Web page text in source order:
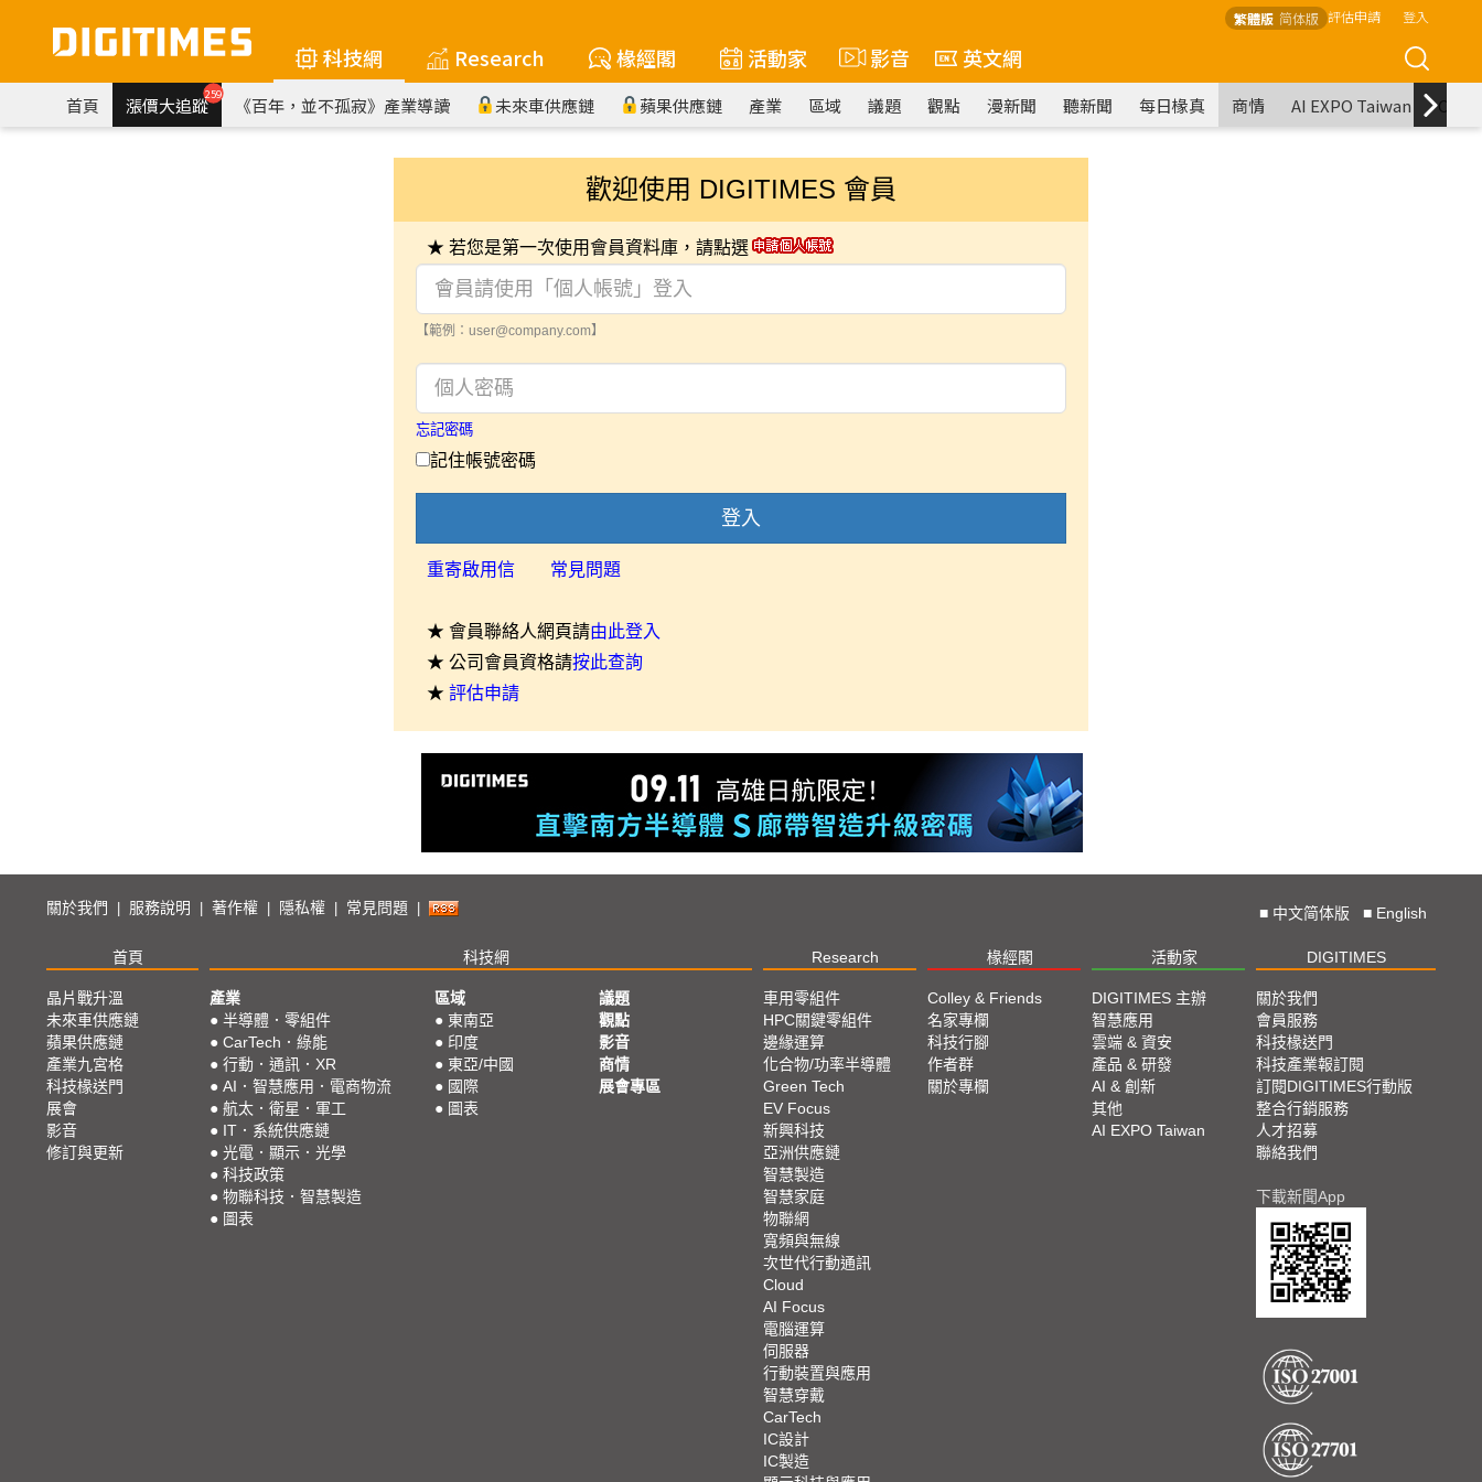
繁體版 简体版 評估申請 登入
科技網 Research 椽經閣 活動家 影音 英文網
首頁 漲價大追蹤259 《百年，並不孤寂》產業導讀 未來車供應鏈 蘋果供應鏈 產業 區域 議題 觀點 漫新聞 聽新聞 每日椽真 商情 AI EXPO Taiwan
歡迎使用 DIGITIMES 會員
★ 若您是第一次使用會員資料庫，請點選
【範例：user@company.com】
忘記密碼
記住帳號密碼
登入
重寄啟用信 常見問題
★ 會員聯絡人網頁請由此登入
★ 公司會員資格請按此查詢
★ 評估申請
關於我們 服務說明 著作權 隱私權 常見問題 ■ 中文简体版 ■ English
首頁 科技網 Research 椽經閣 活動家 DIGITIMES
晶片戰升溫
未來車供應鏈
蘋果供應鏈
產業九宮格
科技椽送門
展會
影音
修訂與更新
產業
● 半導體．零組件
● CarTech．綠能
● 行動．通訊．XR
● AI．智慧應用．電商物流
● 航太．衛星．軍工
● IT．系統供應鏈
● 光電．顯示．光學
● 科技政策
● 物聯科技．智慧製造
● 圖表
區域
● 東南亞
● 印度
● 東亞/中國
● 國際
● 圖表
議題
觀點
影音
商情
展會專區
車用零組件
HPC關鍵零組件
邊緣運算
化合物/功率半導體
Green Tech
EV Focus
新興科技
亞洲供應鏈
智慧製造
智慧家庭
物聯網
寬頻與無線
次世代行動通訊
Cloud
AI Focus
電腦運算
伺服器
行動裝置與應用
智慧穿戴
CarTech
IC設計
IC製造
Colley & Friends
名家專欄
科技行腳
作者群
關於專欄
DIGITIMES 主辦
智慧應用
雲端 & 資安
產品 & 研發
AI & 創新
其他
AI EXPO Taiwan
關於我們
會員服務
科技椽送門
科技產業報訂閱
訂閱DIGITIMES行動版
整合行銷服務
人才招募
聯絡我們
下載新聞App